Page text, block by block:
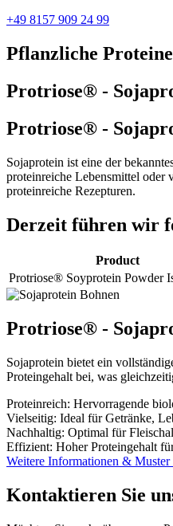
+49 8157 909 24 99
Pflanzliche Proteine
Protriose® -
Protriose® -
Sojaprotein ist eine der
proteinreiche Lebensmittel oder
proteinreiche Rezepturen.
Derzeit führen wir
Product
Protriose® Soyprotein Powder
Protriose® -
Sojaprotein bietet ein
Proteingehalt bei, was
Proteinreich: Hervorragende
Vielseitig: Ideal für Getränke,
Nachhaltig: Optimal für
Effizient: Hoher Proteingehalt
Weitere Informationen & Muster
Kontaktieren Sie